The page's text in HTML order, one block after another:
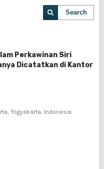
Search
Perkawinan Siri
Dicatatkan di Kantor
Yogyakarta, Indonesia